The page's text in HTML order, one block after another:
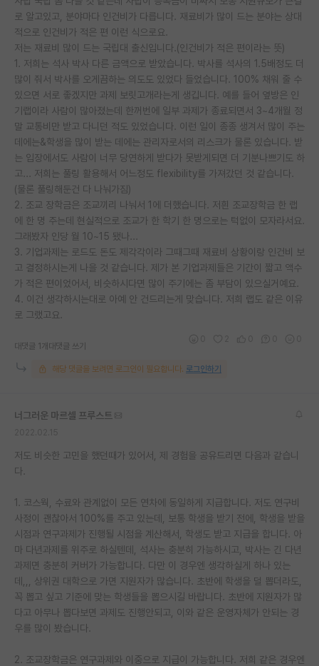
로 알고있고, 분야마다 인건비가 다릅니다. 재료비가 많이 드는 분야는 상대
적으로 인건비가 적은 편 이런 식으로요.
저는 재료비 많이 드는 국립대 출신입니다.(인건비가 적은 편이라는 뜻)
1. 저희는 석사 박사 다른 금액으로 받았습니다. 박사를 석사의 1.5배정도 더
많이 줘서 박사를 오게끔하는 의도도 있었다 들었습니다. 100% 채워 줄 수
있으면 서로 좋겠지만 과제 보릿고개라는게 생깁니다. 예를 들어 옆방은 인
기랩이라 사람이 많아졌는데 한꺼번에 일부 과제가 종료되면서 3~4개월 정
말 교통비만 받고 다니던 적도 있었습니다. 이런 일이 종종 생겨서 많이 주는
데에는&학생을 많이 받는 데에는 관리자로서의 리스크가 물론 있습니다. 받
는 입장에서도 사람이 너무 당연하게 받다가 못받게되면 더 기분나쁘기도 하
고... 저희는 풀링 활용해서 어느정도 flexibility를 가져갔던 것 같습니다.
(물론 풀링해둔건 다 나눠가짐)
2. 조교 장학금은 조교끼리 나눠서 1에 더했습니다. 저흰 조교장학금 한 랩
에 한 명 주는데 현실적으로 조교가 한 학기 한 명으로는 턱없이 모자라서요.
그래봤자 인당 월 10~15 됐나...
3. 기업과제는 로드도 돈도 제각각이라 그때그때 재료비 상황이랑 인건비 보
고 결정하시는게 나을 것 같습니다. 제가 본 기업과제들은 기간이 짧고 액수
가 적은 편이었어서, 비슷하시다면 많이 주기에는 좀 부담이 있으실거예요.
4. 이건 생각하시는대로 아예 안 건드리는게 맞습니다. 저희 랩도 같은 이유
로 그랬고요.
대댓글 1개 대댓글 쓰기
해당 댓글을 보려면 로그인이 필요합니다. 로그인하기
너그러운 마르셀 프루스트
저도 비슷한 고민을 했던때가 있어서, 제 경험을 공유드리면 다음과 같습니
다.
1. 코스웍, 수료와 관계없이 모든 연차에 동일하게 지급합니다. 저도 연구비
사정이 괜찮아서 100%를 주고 있는데, 보통 학생을 받기 전에, 학생을 받을
시점과 연구과제가 진행될 시점을 계산해서, 학생도 받고 지급을 합니다. 아
마 다년과제를 위주로 하실텐데, 석사는 충분히 가능하시고, 박사는 긴 다년
과제면 충분히 커버가 가능합니다. 다만 이 경우엔 생각하실게 하나 있는
데,,, 상위권 대학으로 가면 지원자가 많습니다. 초반에 학생을 덜 뽑더라도,
꼭 뽑고 싶고 기준에 맞는 학생들을 뽑으시길 바랍니다. 초반에 지원자가 많
다고 아무나 뽑다보면 과제도 진행안되고, 이와 같은 운영자체가 안되는 경
우를 많이 봤습니다.
2. 조교장학금은 연구과제와 이중으로 지급이 가능합니다. 저희 같은 경우엔